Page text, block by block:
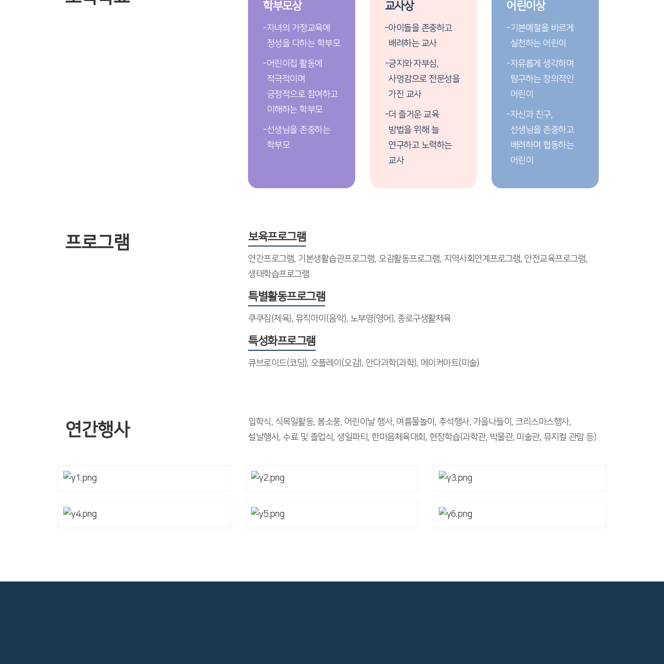
학부모상
-자녀의 가정교육에
정성을 다하는 학부모
-어린이집 활동에
적극적이며
긍정적으로 참여하고
이해하는 학부모
-선생님을 존중하는
학부모
교사상
-아이들을 존중하고
배려하는 교사
-긍지와 자부심,
사명감으로 전문성을
가진 교사
-더 즐거운 교육
방법을 위해 늘
연구하고 노력하는
교사
어린이상
-기본예절을 바르게
실천하는 어린이
-자유롭게 생각하며
탐구하는 창의적인
어린이
-자신과 친구,
선생님을 존중하고
배려하며 협동하는
어린이
프로그램 보육프로그램
연간프로그램, 기본생활습관프로그램, 오감활동프로그램, 지역사회연계프로그램, 안전교육프로그램,
생태학습프로그램
특별활동프로그램
쿠쿠짐(체육), 뮤직아이(음악), 노부영(영어), 종로구생활체육
특성화프로그램
큐브로이드(코딩), 오플레이(오감), 안다과학(과학), 메이커아트(미술)
연간행사
입학식, 식목일활동, 봄소풍, 어린이날 행사, 여름물놀이, 추석행사, 가을나들이, 크리스마스행사,
설날행사, 수료 및 졸업식, 생일파티, 한마음체육대회, 현장학습(과학관, 박물관, 미술관, 뮤지컬 관람 등)